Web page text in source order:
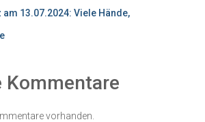
13.07.2024: Viele Hände,
Kommentare
vorhanden.